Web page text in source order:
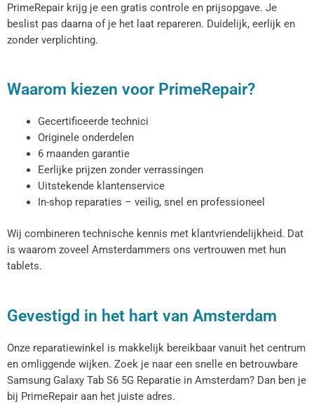
PrimeRepair krijg je een gratis controle en prijsopgave. Je
beslist pas daarna of je het laat repareren. Duidelijk, eerlijk en
zonder verplichting.
Waarom kiezen voor PrimeRepair?
Gecertificeerde technici
Originele onderdelen
6 maanden garantie
Eerlijke prijzen zonder verrassingen
Uitstekende klantenservice
In-shop reparaties – veilig, snel en professioneel
Wij combineren technische kennis met klantvriendelijkheid. Dat
is waarom zoveel Amsterdammers ons vertrouwen met hun
tablets.
Gevestigd in het hart van Amsterdam
Onze reparatiewinkel is makkelijk bereikbaar vanuit het centrum
en omliggende wijken. Zoek je naar een snelle en betrouwbare
Samsung Galaxy Tab S6 5G Reparatie​​​​ in Amsterdam? Dan ben je
bij PrimeRepair aan het juiste adres.